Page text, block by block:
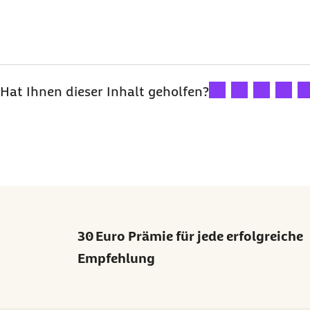
Hat Ihnen dieser Inhalt geholfen?Ihre Bewertung: 1
Ihre Bewertung:
Ihre Ihre
30 Euro Prämie für jede erfolgreiche
Empfehlung